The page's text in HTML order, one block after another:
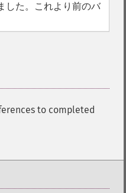
した。これより前のバ
to completed